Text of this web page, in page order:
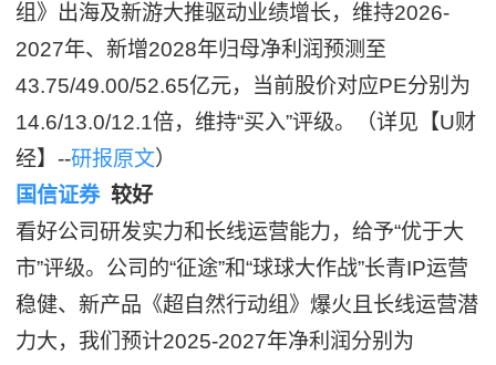
组》出海及新游大推驱动业绩增长，维持2026-
2027年、新增2028年归母净利润预测至
43.75/49.00/52.65亿元，当前股价对应PE分别为
14.6/13.0/12.1倍，维持“买入”评级。（详见【U财
经】--研报原文）
国信证券较好
看好公司研发实力和长线运营能力，给予“优于大
市”评级。公司的“征途”和“球球大作战”长青IP运营
稳健、新产品《超自然行动组》爆火且长线运营潜
力大，我们预计2025-2027年净利润分别为